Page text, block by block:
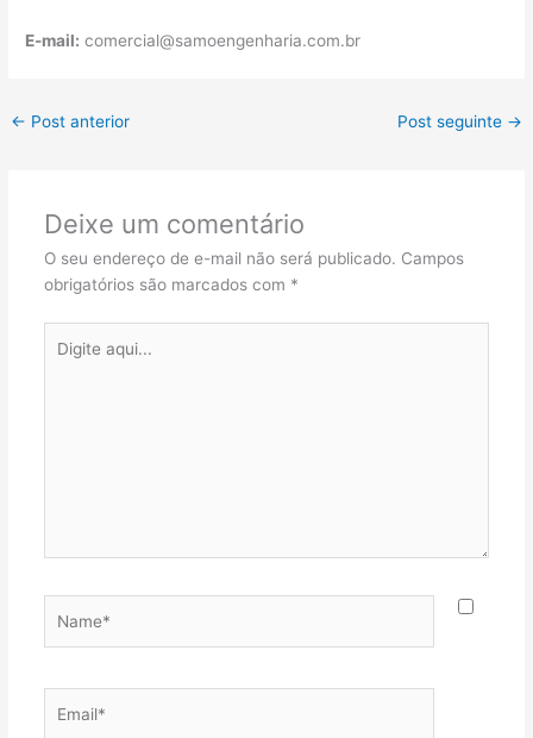
E-mail: comercial@samoengenharia.com.br
← Post anterior Post seguinte →
Deixe um comentário
O seu endereço de e-mail não será publicado. Campos
obrigatórios são marcados com *
aqui...